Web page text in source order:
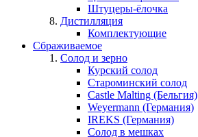
Штуцеры-ёлочка
Дистилляция
Комплектующие
Сбраживаемое
Солод и зерно
Курский солод
Староминский солод
Castle Malting (Бельгия)
Weyermann (Германия)
IREKS (Германия)
Солод в мешках